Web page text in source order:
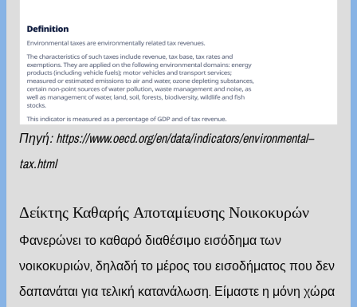
Πηγή:https://www.oecd.org/en/data/indicators/environmental–
tax.html
Δείκτης Καθαρής Αποταμίευσης Νοικοκυρών
Φανερώνει το καθαρό διαθέσιμο εισόδημα των
νοικοκυριών, δηλαδή το μέρος του εισοδήματος που δεν
δαπανάται για τελική κατανάλωση. Είμαστε η μόνη χώρα